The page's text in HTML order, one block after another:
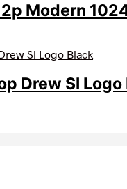
kr..
er:
209,40 kr..
Modern
Drew Sl Logo